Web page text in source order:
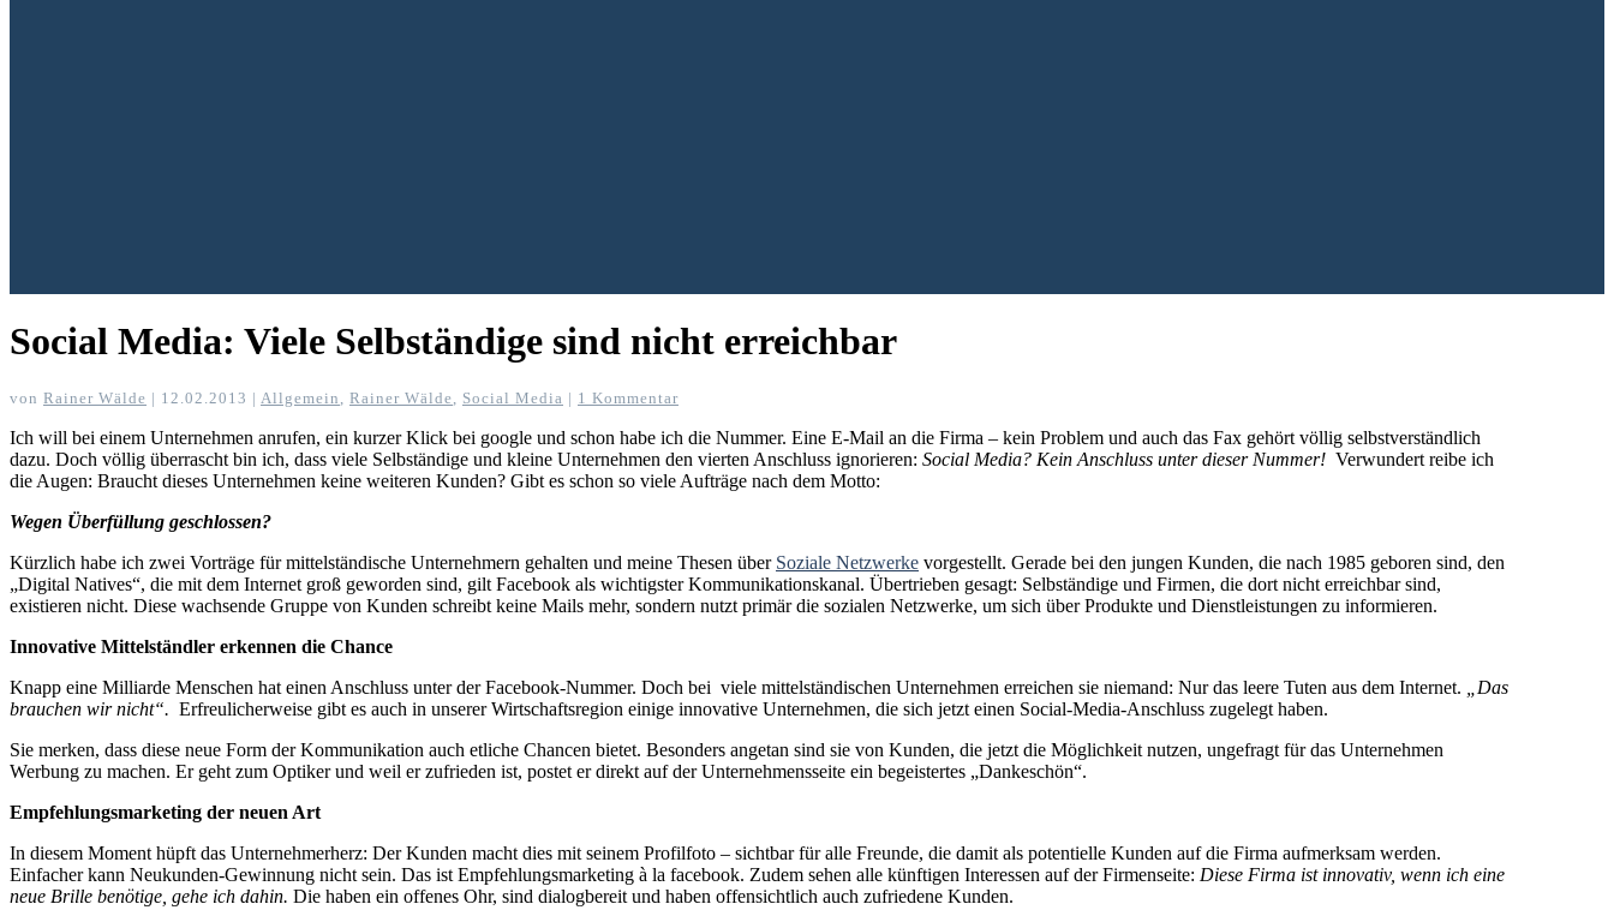
Social Media: Viele Selbständige sind nicht erreichbar
von Rainer Wälde | 12.02.2013 | Allgemein , Rainer Wälde, Social Media | 1 Kommentar
Ich will bei einem Unternehmen anrufen, ein kurzer Klick bei google und schon habe ich die Nummer. Eine E-Mail an die Firma – kein Problem und auch das Fax gehört völlig selbstverständlich
dazu. Doch völlig überrascht bin ich, dass viele Selbständige und kleine Unternehmen den vierten Anschluss ignorieren: Social Media? Kein Anschluss unter dieser Nummer! Verwundert reibe ich
die Augen: Braucht dieses Unternehmen keine weiteren Kunden? Gibt es schon so viele Aufträge nach dem Motto:
Wegen Überfüllung geschlossen?
Kürzlich habe ich zwei Vorträge für mittelständische Unternehmern gehalten und meine Thesen über Soziale Netzwerke vorgestellt. Gerade bei den jungen Kunden, die nach 1985 geboren sind, den
„Digital Natives“, die mit dem Internet groß geworden sind, gilt Facebook als wichtigster Kommunikationskanal. Übertrieben gesagt: Selbständige und Firmen, die dort nicht erreichbar sind,
existieren nicht. Diese wachsende Gruppe von Kunden schreibt keine Mails mehr, sondern nutzt primär die sozialen Netzwerke, um sich über Produkte und Dienstleistungen zu informieren.
Innovative Mittelständler erkennen die Chance
Knapp eine Milliarde Menschen hat einen Anschluss unter der Facebook-Nummer. Doch bei viele mittelständischen Unternehmen erreichen sie niemand: Nur das leere Tuten aus dem Internet.
„Das
brauchen wir nicht“. Erfreulicherweise gibt es auch in unserer Wirtschaftsregion einige innovative Unternehmen, die sich jetzt einen Social-Media-Anschluss zugelegt haben.
Sie merken, dass diese neue Form der Kommunikation auch etliche Chancen bietet. Besonders angetan sind sie von Kunden, die jetzt die Möglichkeit nutzen, ungefragt für das Unternehmen
Werbung zu machen. Er geht zum Optiker und weil er zufrieden ist, postet er direkt auf der Unternehmensseite ein begeistertes „Dankeschön“.
Empfehlungsmarketing der neuen Art
In diesem Moment hüpft das Unternehmerherz: Der Kunden macht dies mit seinem Profilfoto – sichtbar für alle Freunde, die damit als potentielle Kunden auf die Firma aufmerksam werden.
Einfacher kann Neukunden-Gewinnung nicht sein. Das ist Empfehlungsmarketing à la facebook. Zudem sehen alle künftigen Interessen auf der Firmenseite: Diese Firma ist innovativ, wenn ich eine
neue Brille benötige, gehe ich dahin. Die haben ein offenes Ohr, sind dialogbereit und haben offensichtlich auch zufriedene Kunden.